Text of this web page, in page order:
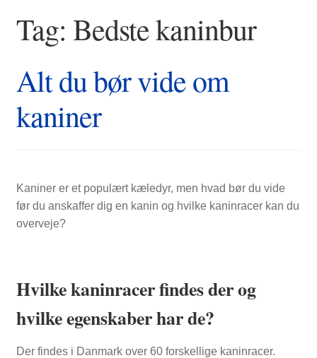
Tag: Bedste kaninbur
Alt du bør vide om
kaniner
Kaniner er et populært kæledyr, men hvad bør du vide
før du anskaffer dig en kanin og hvilke kaninracer kan du
overveje?
Hvilke kaninracer findes der og
hvilke egenskaber har de?
Der findes i Danmark over 60 forskellige kaninracer.